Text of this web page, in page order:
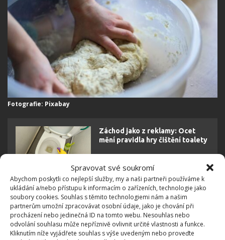
Spravovat své soukromí
Abychom poskytli co nejlepší služby, my a naši partneři používáme k
ukládání a/nebo přístupu k informacím o zařízeních, technologie jako
soubory cookies. Souhlas s těmito technologiemi nám a našim
partnerům umožní zpracovávat osobní údaje, jako je chování při
procházení nebo jedinečná ID na tomto webu. Nesouhlas nebo
odvolání souhlasu může nepříznivě ovlivnit určité vlastnosti a funkce.
Kliknutím níže vyjádřete souhlas s výše uvedeným nebo proveďte
Fotografie: Pixabay
Záchod jako z reklamy: Ocet
mění pravidla hry čištění toalety
Složky superpotraviny
Nejde jej ale použít na každou rostlinu, stejně tak je
namístě ho hodně naředit. Vyhněte se rostlinám,